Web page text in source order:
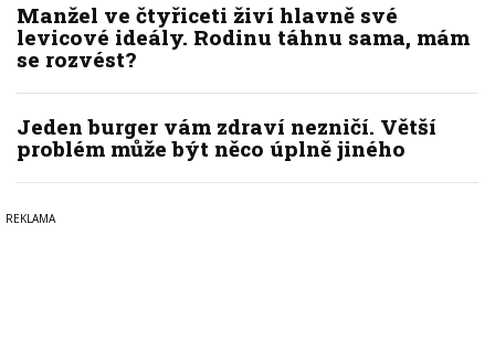
Manžel ve čtyřiceti živí hlavně své
levicové ideály. Rodinu táhnu sama, mám
se rozvést?
Jeden burger vám zdraví nezničí. Větší
problém může být něco úplně jiného